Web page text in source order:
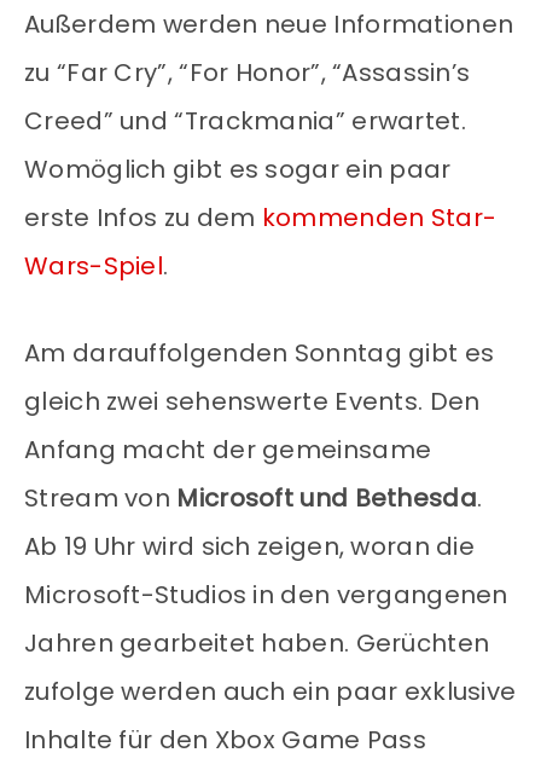
Außerdem werden neue Informationen
zu “Far Cry”, “For Honor”, “Assassin’s
Creed” und “Trackmania” erwartet.
Womöglich gibt es sogar ein paar
erste Infos zu dem kommenden Star-
Wars-Spiel.
Am darauffolgenden Sonntag gibt es
gleich zwei sehenswerte Events. Den
Anfang macht der gemeinsame
Stream von Microsoft und Bethesda.
Ab 19 Uhr wird sich zeigen, woran die
Microsoft-Studios in den vergangenen
Jahren gearbeitet haben. Gerüchten
zufolge werden auch ein paar exklusive
Inhalte für den Xbox Game Pass